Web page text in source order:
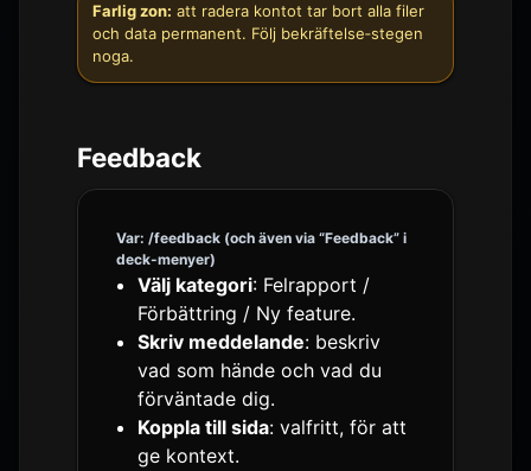
Farlig zon: att radera kontot tar bort alla filer
och data permanent. Följ bekräftelse‑stegen
noga.
Feedback
Var: /feedback (och även via “Feedback” i
deck-menyer)
Välj kategori: Felrapport /
Förbättring / Ny feature.
Skriv meddelande: beskriv
vad som hände och vad du
förväntade dig.
Koppla till sida: valfritt, för att
ge kontext.